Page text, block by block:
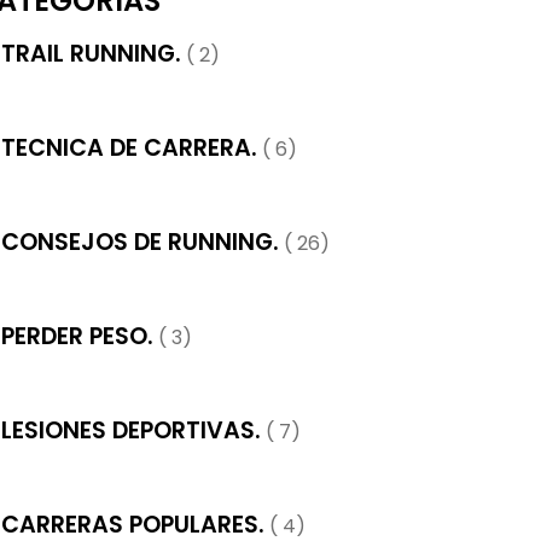
TRAIL RUNNING. ( 2)
TECNICA DE CARRERA. ( 6)
CONSEJOS DE RUNNING. ( 26)
PERDER PESO. ( 3)
LESIONES DEPORTIVAS. ( 7)
CARRERAS POPULARES. ( 4)